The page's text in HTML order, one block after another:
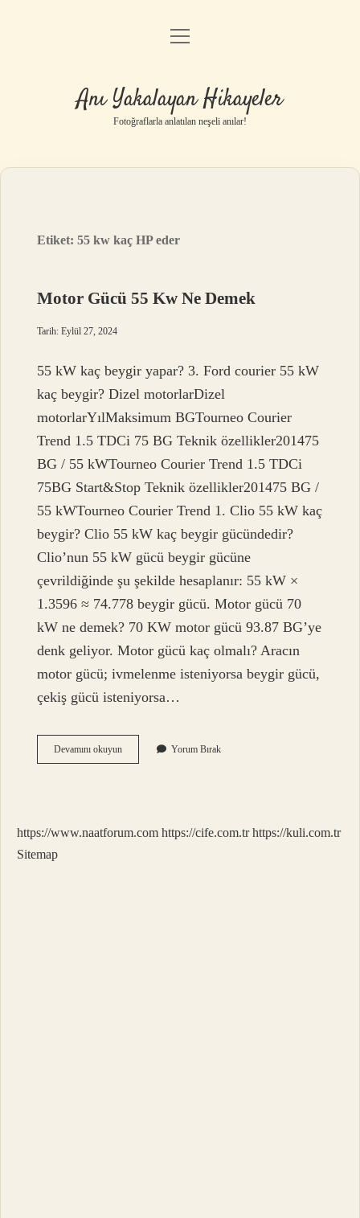
Anasayfa
Yasal Uyarı
menüyü
Anı Yakalayan Hikayeler
Fotoğraflarla anlatılan neşeli anılar!
Etiket:55 kw kaç HP eder
Motor Gücü 55 Kw Ne Demek
Tarih: Eylül 27, 2024
55 kW kaç beygir yapar? 3. Ford courier 55 kW
kaç beygir? Dizel motorlarDizel
motorlarYılMaksimum BGTourneo Courier
Trend 1.5 TDCi 75 BG Teknik özellikler201475
BG / 55 kWTourneo Courier Trend 1.5 TDCi
75BG Start&Stop Teknik özellikler201475 BG /
55 kWTourneo Courier Trend 1. Clio 55 kW kaç
beygir? Clio 55 kW kaç beygir gücündedir?
Clio’nun 55 kW gücü beygir gücüne
çevrildiğinde şu şekilde hesaplanır: 55 kW ×
1.3596 ≈ 74.778 beygir gücü. Motor gücü 70
kW ne demek? 70 KW motor gücü 93.87 BG’ye
denk geliyor. Motor gücü kaç olmalı? Aracın
motor gücü; ivmelenme isteniyorsa beygir gücü,
çekiş gücü isteniyorsa…
Devamını okuyunMotor
Gücü
Yorum Bırak
https://www.naatforum.com https://cife.com.tr https://kuli.com.tr
Sitemap